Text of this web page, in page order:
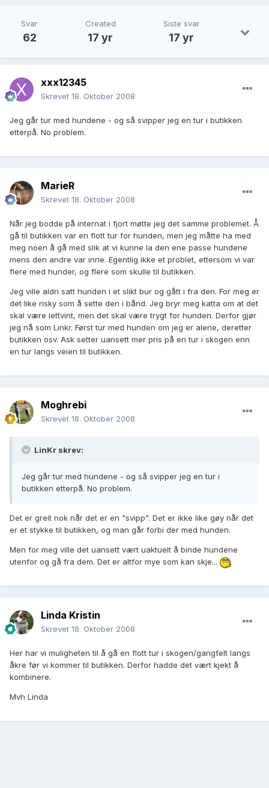
Svar
62
Created
17 yr
Siste svar
17 yr
xxx12345
Skrevet 18. Oktober 2008
Jeg går tur med hundene - og så svipper jeg en tur i butikken
etterpå. No problem.
MarieR
Skrevet 18. Oktober 2008
Når jeg bodde på internat i fjort møtte jeg det samme problemet. Å
gå til butikken var en flott tur for hunden, men jeg måtte ha med
meg noen å gå med slik at vi kunne la den ene passe hundene
mens den andre var inne. Egentlig ikke et problet, ettersom vi var
flere med hunder, og flere som skulle til butikken.
Jeg ville aldri satt hunden i et slikt bur og gått i fra den. For meg er
det like risky som å sette den i bånd. Jeg bryr meg katta om at det
skal være lettvint, men det skal være trygt for hunden. Derfor gjør
jeg nå som Linkr. Først tur med hunden om jeg er alene, deretter
butikken osv. Ask setter uansett mer pris på en tur i skogen enn
en tur langs veien til butikken.
Moghrebi
Skrevet 18. Oktober 2008
LinKr skrev:
Jeg går tur med hundene - og så svipper jeg en tur i
butikken etterpå. No problem.
Det er greit nok når det er en "svipp". Det er ikke like gøy når det
er et stykke til butikken, og man går forbi der med hunden.
Men for meg ville det uansett vært uaktuelt å binde hundene
utenfor og gå fra dem. Det er altfor mye som kan skje...
Linda Kristin
Skrevet 18. Oktober 2008
Her har vi muligheten til å gå en flott tur i skogen/gangfelt langs
åkre før vi kommer til butikken. Derfor hadde det vært kjekt å
kombinere.
Mvh Linda